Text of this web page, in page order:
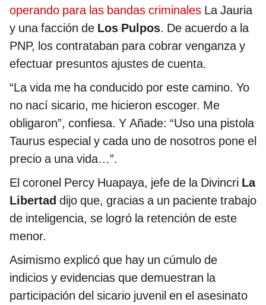
operando para las bandas criminales La Jauria
y una facción de Los Pulpos. De acuerdo a la
PNP, los contrataban para cobrar venganza y
efectuar presuntos ajustes de cuenta.
“La vida me ha conducido por este camino. Yo
no nací sicario, me hicieron escoger. Me
obligaron”, confiesa. Y Añade: “Uso una pistola
Taurus especial y cada uno de nosotros pone el
precio a una vida…”.
El coronel Percy Huapaya, jefe de la Divincri La
Libertad dijo que, gracias a un paciente trabajo
de inteligencia, se logró la retención de este
menor.
Asimismo explicó que hay un cúmulo de
indicios y evidencias que demuestran la
participación del sicario juvenil en el asesinato